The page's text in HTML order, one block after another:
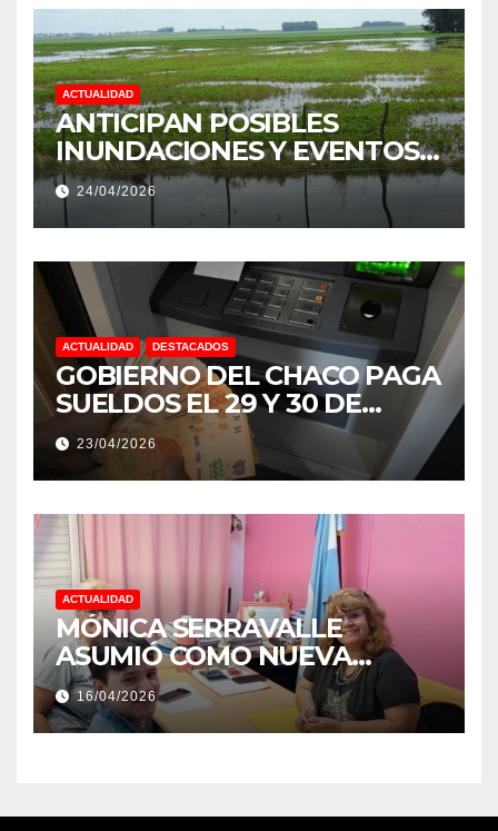
ACTUALIDAD
ANTICIPAN POSIBLES
INUNDACIONES Y EVENTOS
EXTREMOS: “PODRÍA SER UN
NIÑO MUY IMPORTANTE”
24/04/2026
ACTUALIDAD DESTACADOS
GOBIERNO DEL CHACO PAGA
SUELDOS EL 29 Y 30 DE
ABRIL, CON EL 2% DE
AUMENTO
23/04/2026
ACTUALIDAD
MÓNICA SERRAVALLE
ASUMIÓ COMO NUEVA
DIRECTORA DEL E.E.S. N° 82
«RENÉ FAVALORO» DE
BASAIL.
16/04/2026